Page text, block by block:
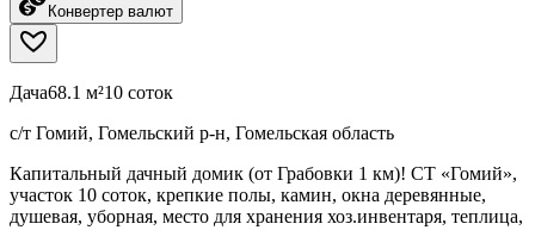
Конвертер валют
Дача68.1 м²10 соток
с/т Гомий, Гомельский р-н, Гомельская область
Капитальный дачный домик (от Грабовки 1 км)! СТ «Гомий»,
участок 10 соток, крепкие полы, камин, окна деревянные,
душевая, уборная, место для хранения хоз.инвентаря, теплица,